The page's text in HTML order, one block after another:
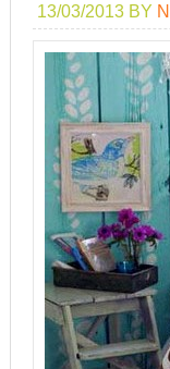
13/03/2013 BY